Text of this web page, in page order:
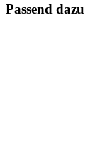
Passend dazu